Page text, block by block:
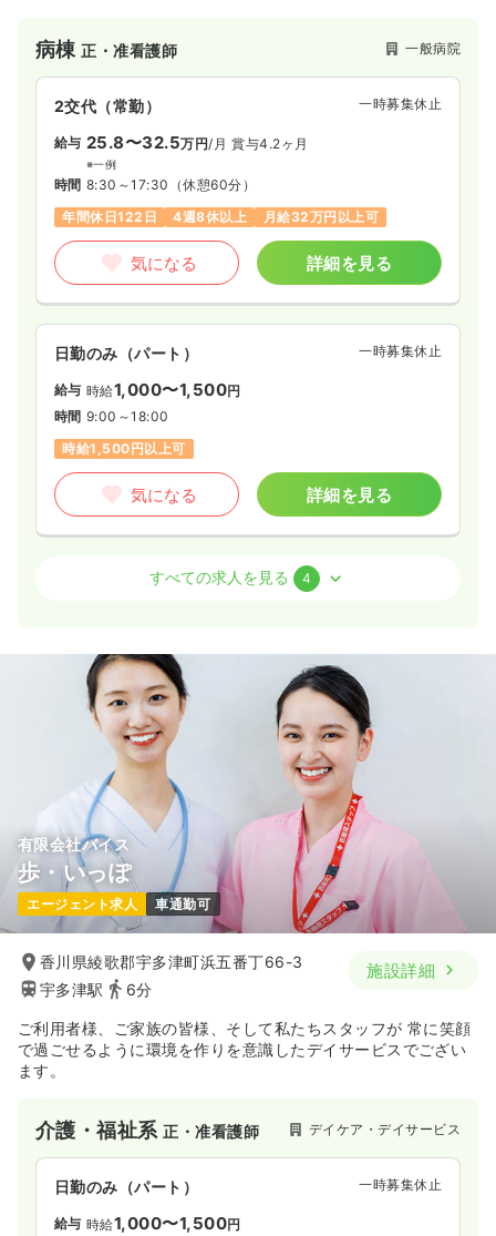
り上げられている希少な専門病院です。
病棟正・准看護師 一般病院
2交代（常勤） 一時募集休止
給与 25.8〜32.5万円/月 賞与4.2ヶ月
※一例
時間 8:30～17:30 （休憩60分）
年間休日122日
4週8休以上 月給32万円以上可
気になる 詳細を見る
日勤のみ（パート） 一時募集休止
給与 時給1,000〜1,500円
時間 9:00～18:00
時給1,500円以上可
気になる 詳細を見る
正・准看護師
20.8〜26.5万円 賞与4.2ヶ月
※一例
8:30～17:30（休憩60分）
日祝休み
月給26万円以上可
気になる 詳細を見る
日勤のみ（パート） 一時募集休止
給与 時給1,000〜1,500
時間 9:00～18:00
日祝休み
時給1,500円以上可
日勤のみ（常勤）
給与 21.0〜27.0万円
時間 8:00～17:00（休憩60分）
すべての求人を見る 4
有限会社バイス
歩・いっぽ
エージェント求人 車通勤可
香川県綾歌郡宇多津町浜五番丁66-3
宇多津駅
6分
施設詳細
ご利用者様、ご家族の皆様、そして私たちスタッフが 常に笑顔
で過ごせるように環境を作りを意識したデイサービスでござい
ます。
介護・福祉系正・准看護師 デイケア・デイサービス
日勤のみ（パート） 一時募集休止
給与 時給1,000〜1,500円